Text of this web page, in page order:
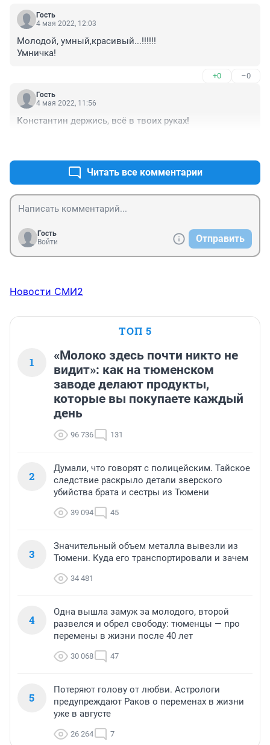
Гость
4 мая 2022, 12:03
Молодой, умный,красивый...!!!!!!
Умничка!
+0 –0
Гость
4 мая 2022, 11:56
Константин держись, всё в твоих руках!
Читать все комментарии
Гость
Войти
Отправить
Новости СМИ2
ТОП 5
1
«Молоко здесь почти никто не
видит»: как на тюменском
заводе делают продукты,
которые вы покупаете каждый
день
96 736 131
2
Думали, что говорят с полицейским. Тайское
следствие раскрыло детали зверского
убийства брата и сестры из Тюмени
39 094 45
3
Значительный объем металла вывезли из
Тюмени. Куда его транспортировали и зачем
34 481
4
Одна вышла замуж за молодого, второй
развелся и обрел свободу: тюменцы — про
перемены в жизни после 40 лет
30 068 47
5
Потеряют голову от любви. Астрологи
предупреждают Раков о переменах в жизни
уже в августе
26 264 7